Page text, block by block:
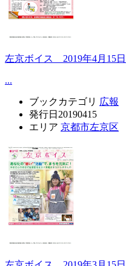
左京ボイス 2019年4月15
...
ブックカテゴリ 広報
発行日 20190415
エリア 京都市左京区